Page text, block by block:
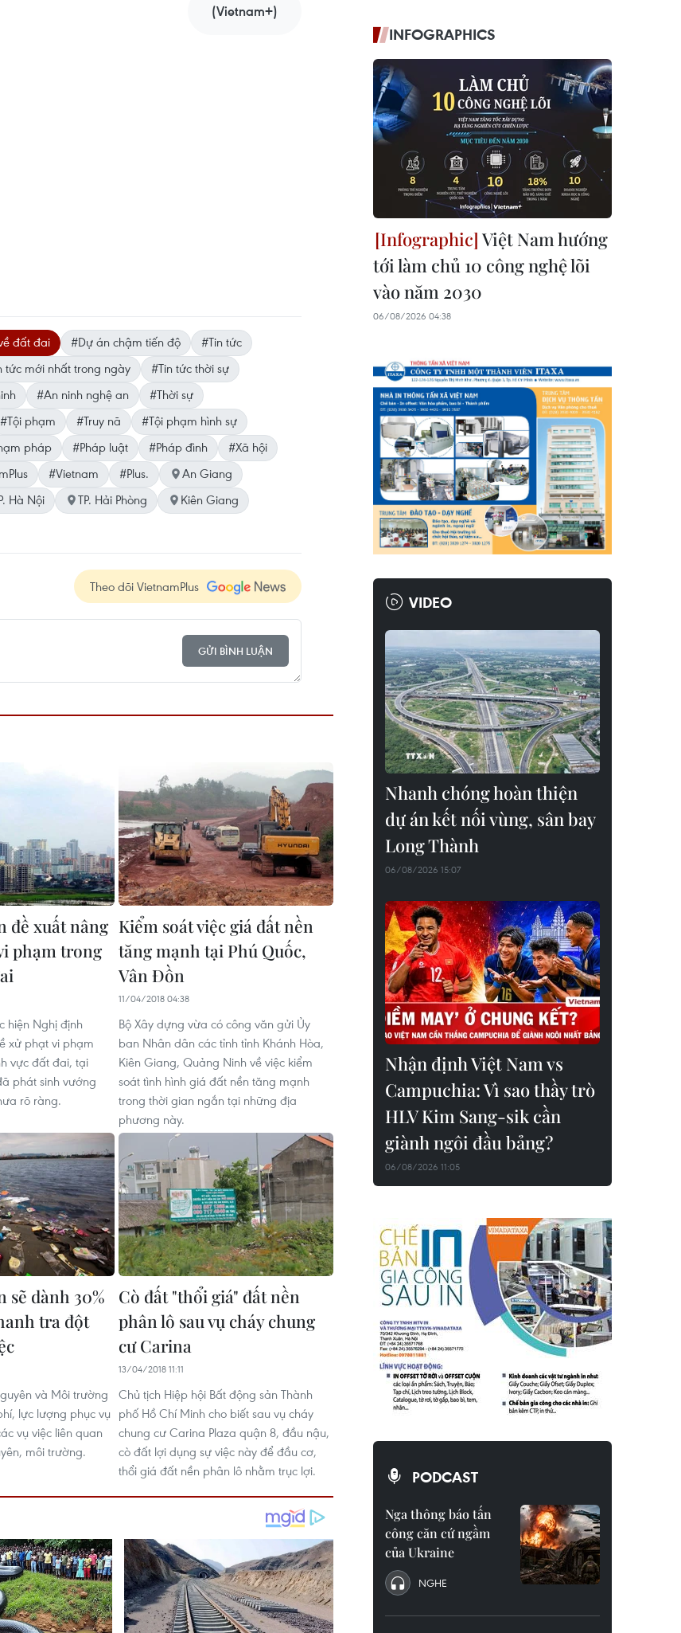
(Vietnam+)
đất đai #Dự án chậm tiến độ
#Tin tức
tức mới nhất trong ngày
#Tin tức thời sự
#An ninh nghệ an
#Thời sự
#Tội phạm #Truy nã
#Tội phạm hình sự
pháp #Pháp luật #Pháp đình
#Xã hội
#Vietnam #Plus.
An Giang
Hà Nội TP. Hải Phòng
Kiên Giang
Theo dõi VietnamPlus
GỬI BÌNH LUẬN
đề xuất nâng
phạm trong
hiện Nghị định
xử phạt vi phạm
vực đất đai, tại
phát sinh vướng
rõ ràng.
Kiểm soát việc giá đất nền
tăng mạnh tại Phú Quốc,
Vân Đồn
11/04/2018 04:38
Bộ Xây dựng vừa có công văn gửi Ủy
ban Nhân dân các tỉnh tỉnh Khánh Hòa,
Kiên Giang, Quảng Ninh về việc kiểm
soát tình hình giá đất nền tăng mạnh
trong thời gian ngắn tại những địa
phương này.
sẽ dành 30%
tra đột
và Môi trường
lực lượng phục vụ
vụ việc liên quan
môi trường.
Cò đất "thổi giá" đất nền
phân lô sau vụ cháy chung
cư Carina
13/04/2018 11:11
Chủ tịch Hiệp hội Bất động sản Thành
phố Hồ Chí Minh cho biết sau vụ cháy
chung cư Carina Plaza quận 8, đầu nậu,
cò đất lợi dụng sự việc này để đầu cơ,
thổi giá đất nền phân lô nhằm trục lợi.
INFOGRAPHICS
Việt Nam hướng
tới làm chủ 10 công nghệ lõi
vào năm 2030
06/08/2026 04:38
VIDEO
Nhanh chóng hoàn thiện
dự án kết nối vùng, sân bay
Long Thành
06/08/2026 15:07
Nhận định Việt Nam vs
Campuchia: Vì sao thầy trò
HLV Kim Sang-sik cần
giành ngôi đầu bảng?
06/08/2026 11:05
PODCAST
Nga thông báo tấn
công căn cứ ngầm
của Ukraine
NGHE